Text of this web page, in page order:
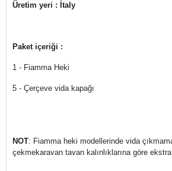
Üretim yeri : İtaly
Paket içeriği :
1 - Fiamma Heki
5 - Çerçeve vida kapağı
NOT: Fiamma heki modellerinde vida
çekmekaravan tavan kalınlıklarına göre